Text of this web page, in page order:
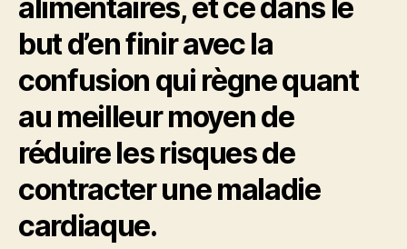
alimentaires, et ce dans le
but d’en finir avec la
confusion qui règne quant
au meilleur moyen de
réduire les risques de
contracter une maladie
cardiaque.